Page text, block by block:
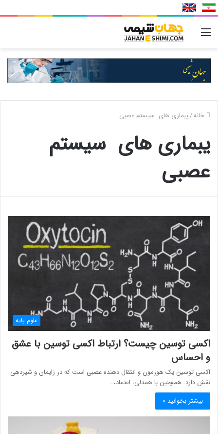
خانه/یبماری های سیستم عصبی
یبماری های سیستم
عصبی
علوم پایه
اکسی توسین چیست؟ ارتباط اکسی توسین با عشق
و احساس
اکسی توسین یک هورمون و انتقال دهنده عصبی است که در زایمان و شیردهی
نقش دارد. همچنین با همدلی، اعتماد،…
بیشتر بخوانید »